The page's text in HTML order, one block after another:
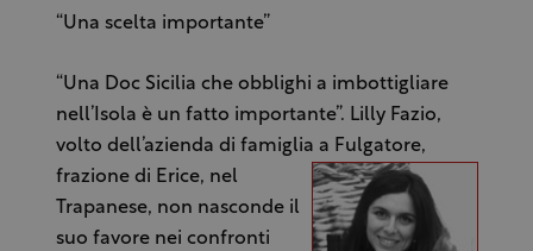
“Una scelta importante”
“Una Doc Sicilia che obblighi a imbottigliare
nell’Isola è un fatto importante”. Lilly Fazio,
volto dell’azienda di famiglia a Fulgatore,
frazione di Erice, nel
Trapanese, non nasconde il
suo favore nei confronti